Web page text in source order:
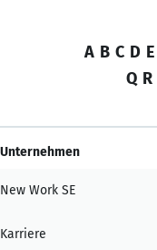
A B C D E
Q R
Unternehmen
New Work SE
Karriere